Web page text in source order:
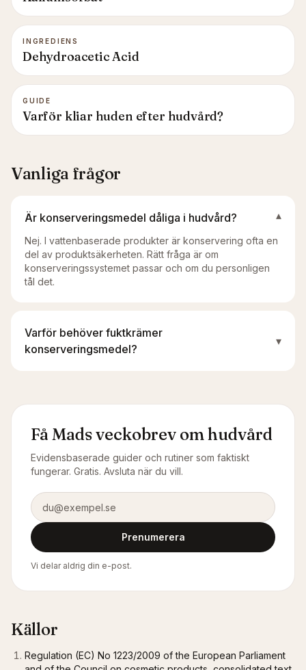
INGREDIENS
Dehydroacetic Acid
GUIDE
Varför kliar huden efter hudvård?
Vanliga frågor
Är konserveringsmedel dåliga i hudvård? ▾
Nej. I vattenbaserade produkter är konservering ofta en
del av produktsäkerheten. Rätt fråga är om
konserveringssystemet passar och om du personligen
tål det.
Varför behöver fuktkrämer
konserveringsmedel?
▾
Få Mads veckobrev om hudvård
Evidensbaserade guider och rutiner som faktiskt
fungerar. Gratis. Avsluta när du vill.
E-postadress
Prenumerera
Vi delar aldrig din e-post.
Källor
Regulation (EC) No 1223/2009 of the European Parliament